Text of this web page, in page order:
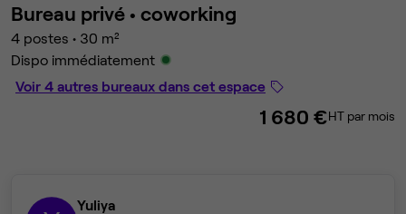
Bureau privé • coworking
4 postes • 30 m²
Dispo immédiatement
Voir 4 autres bureaux dans cet espace
1 680 €HT par mois
Yuliya